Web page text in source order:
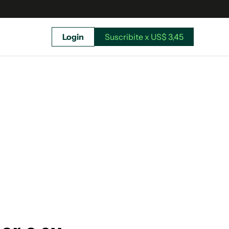
Login Suscribite x US$ 3,45